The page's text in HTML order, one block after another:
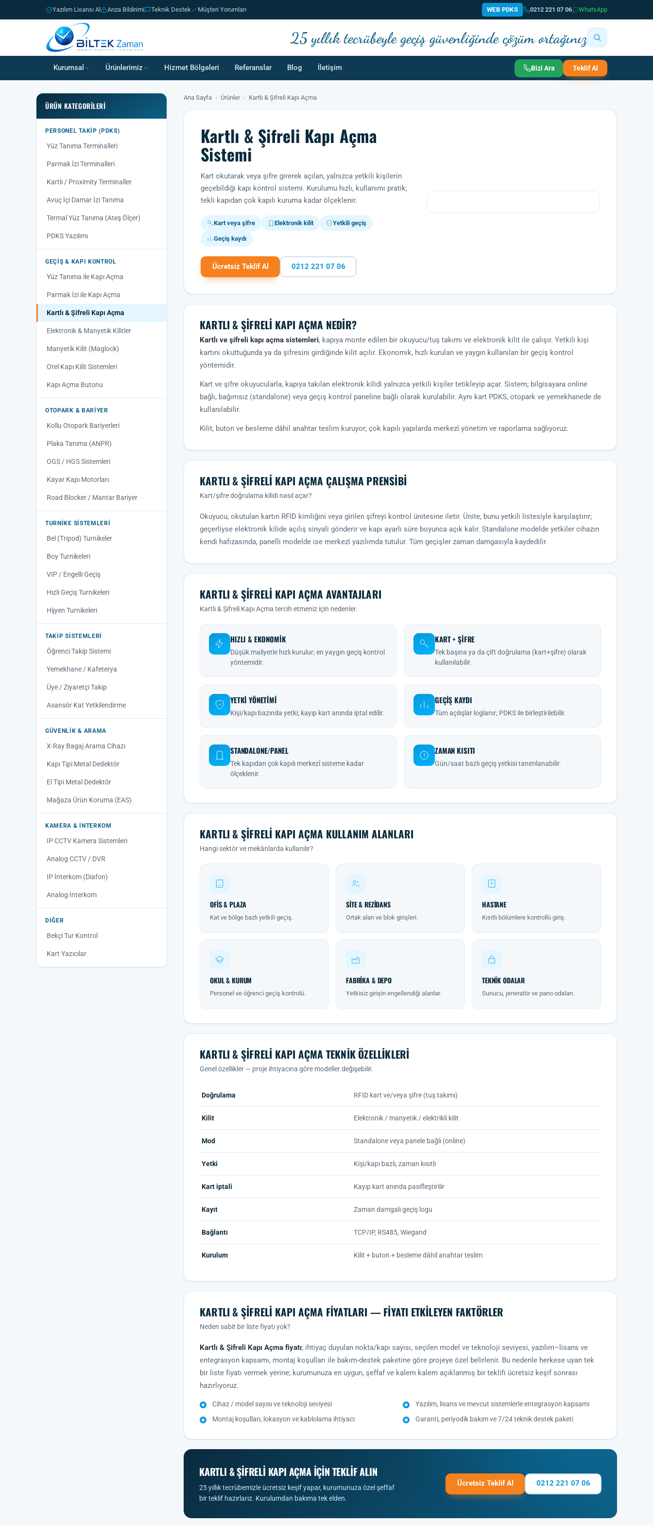
Yazılım Lisansı Al Arıza Bildirimi Teknik Destek Müşteri Yorumları WEB PDKS 0212 221 07 06 WhatsApp
25 yıllık tecrübeyle geçiş güvenliğinde çözüm ortağınız
Kurumsal Ürünlerimiz Hizmet Bölgeleri Referanslar Blog İletişim Bizi Ara Teklif Al
ÜRÜN KATEGORILERI
PERSONEL TAKIP (PDKS)
Yüz Tanıma Terminalleri
Parmak İzi Terminalleri
Kartlı / Proximity Terminaller
Avuç İçi Damar İzi Tanıma
Termal Yüz Tanıma (Ateş Ölçer)
PDKS Yazılımı
GEÇIŞ & KAPI KONTROL
Yüz Tanıma ile Kapı Açma
Parmak İzi ile Kapı Açma
Kartlı & Şifreli Kapı Açma
Elektronik & Manyetik Kilitler
Manyetik Kilit (Maglock)
Otel Kapı Kilit Sistemleri
Kapı Açma Butonu
OTOPARK & BARIYER
Kollu Otopark Bariyerleri
Plaka Tanıma (ANPR)
OGS / HGS Sistemleri
Kayar Kapı Motorları
Road Blocker / Mantar Bariyer
TURNIKE SISTEMLERI
Bel (Tripod) Turnikeler
Boy Turnikeleri
VIP / Engelli Geçiş
Hızlı Geçiş Turnikeleri
Hijyen Turnikeleri
TAKIP SISTEMLERI
Öğrenci Takip Sistemi
Yemekhane / Kafeterya
Üye / Ziyaretçi Takip
Asansör Kat Yetkilendirme
GÜVENLIK & ARAMA
X-Ray Bagaj Arama Cihazı
Kapı Tipi Metal Dedektör
El Tipi Metal Dedektör
Mağaza Ürün Koruma (EAS)
KAMERA & İNTERKOM
IP CCTV Kamera Sistemleri
Analog CCTV / DVR
IP İnterkom (Diafon)
Analog İnterkom
DIĞER
Bekçi Tur Kontrol
Kart Yazıcılar
Ana Sayfa › Ürünler › Kartlı & Şifreli Kapı Açma
Kartlı & Şifreli Kapı Açma
Sistemi
Kart okutarak veya şifre girerek açılan, yalnızca yetkili kişilerin
geçebildiği kapı kontrol sistemi. Kurulumu hızlı, kullanımı pratik;
tekli kapıdan çok kapılı kuruma kadar ölçeklenir.
Kart veya şifre Elektronik kilit Yetkili geçiş
Geçiş kaydı
Ücretsiz Teklif Al 0212 221 07 06
KARTLI & ŞIFRELI KAPI AÇMA NEDIR?
Kartlı ve şifreli kapı açma sistemleri, kapıya monte edilen bir okuyucu/tuş takımı ve elektronik kilit ile çalışır. Yetkili kişi
kartını okuttuğunda ya da şifresini girdiğinde kilit açılır. Ekonomik, hızlı kurulan ve yaygın kullanılan bir geçiş kontrol
yöntemidir.
Kart ve şifre okuyucularla, kapıya takılan elektronik kilidi yalnızca yetkili kişiler tetikleyip açar. Sistem; bilgisayara online
bağlı, bağımsız (standalone) veya geçiş kontrol paneline bağlı olarak kurulabilir. Aynı kart PDKS, otopark ve yemekhanede de
kullanılabilir.
Kilit, buton ve besleme dâhil anahtar teslim kuruyor; çok kapılı yapılarda merkezî yönetim ve raporlama sağlıyoruz.
KARTLI & ŞIFRELI KAPI AÇMA ÇALIŞMA PRENSIBI
Kart/şifre doğrulama kilidi nasıl açar?
Okuyucu, okutulan kartın RFID kimliğini veya girilen şifreyi kontrol ünitesine iletir. Ünite, bunu yetkili listesiyle karşılaştırır;
geçerliyse elektronik kilide açılış sinyali gönderir ve kapı ayarlı süre boyunca açık kalır. Standalone modelde yetkiler cihazın
kendi hafızasında, panelli modelde ise merkezî yazılımda tutulur. Tüm geçişler zaman damgasıyla kaydedilir.
KARTLI & ŞIFRELI KAPI AÇMA AVANTAJLARI
Kartlı & Şifreli Kapı Açma tercih etmeniz için nedenler.
HIZLI & EKONOMIK
Düşük maliyetle hızlı kurulur; en yaygın geçiş kontrol
yöntemidir.
KART + ŞIFRE
Tek başına ya da çift doğrulama (kart+şifre) olarak
kullanılabilir.
YETKI YÖNETIMI
Kişi/kapı bazında yetki; kayıp kart anında iptal edilir.
GEÇIŞ KAYDI
Tüm açılışlar loglanır; PDKS ile birleştirilebilir.
STANDALONE/PANEL
Tek kapıdan çok kapılı merkezî sisteme kadar
ölçeklenir.
ZAMAN KISITI
Gün/saat bazlı geçiş yetkisi tanımlanabilir.
KARTLI & ŞIFRELI KAPI AÇMA KULLANIM ALANLARI
Hangi sektör ve mekânlarda kullanılır?
OFIS & PLAZA
Kat ve bölge bazlı yetkili geçiş.
SITE & REZIDANS
Ortak alan ve blok girişleri.
HASTANE
Kısıtlı bölümlere kontrollü giriş.
OKUL & KURUM
Personel ve öğrenci geçiş kontrolü.
FABRIKA & DEPO
Yetkisiz girişin engellendiği alanlar.
TEKNIK ODALAR
Sunucu, jeneratör ve pano odaları.
KARTLI & ŞIFRELI KAPI AÇMA TEKNIK ÖZELLIKLERI
Genel özellikler — proje ihtiyacına göre modeller değişebilir.
Doğrulama RFID kart ve/veya şifre (tuş takımı)
Kilit Elektronik / manyetik / elektrikli kilit
Mod Standalone veya panele bağlı (online)
Yetki Kişi/kapı bazlı, zaman kısıtlı
Kart iptali Kayıp kart anında pasifleştirilir
Kayıt Zaman damgalı geçiş logu
Bağlantı TCP/IP, RS485, Wiegand
Kurulum Kilit + buton + besleme dâhil anahtar teslim
KARTLI & ŞIFRELI KAPI AÇMA FIYATLARI — FIYATI ETKILEYEN FAKTÖRLER
Neden sabit bir liste fiyatı yok?
Kartlı & Şifreli Kapı Açma fiyatı; ihtiyaç duyulan nokta/kapı sayısı, seçilen model ve teknoloji seviyesi, yazılım–lisans ve
entegrasyon kapsamı, montaj koşulları ile bakım-destek paketine göre projeye özel belirlenir. Bu nedenle herkese uyan tek
bir liste fiyatı vermek yerine; kurumunuza en uygun, şeffaf ve kalem kalem açıklanmış bir teklifi ücretsiz keşif sonrası
hazırlıyoruz.
Cihaz / model sayısı ve teknoloji seviyesi
Yazılım, lisans ve mevcut sistemlerle entegrasyon kapsamı
Montaj koşulları, lokasyon ve kablolama ihtiyacı
Garanti, periyodik bakım ve 7/24 teknik destek paketi
KARTLI & ŞIFRELI KAPI AÇMA IÇIN TEKLIF ALIN
25 yıllık tecrübemizle ücretsiz keşif yapar, kurumunuza özel şeffaf
bir teklif hazırlarız. Kurulumdan bakıma tek elden.
Ücretsiz Teklif Al 0212 221 07 06